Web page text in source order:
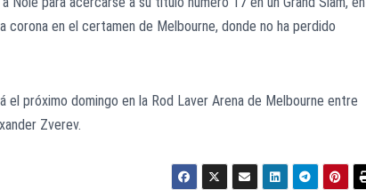
en el certamen de Melbourne, donde no ha perdido
próximo domingo en la Rod Laver Arena de Melbourne entre
Zverev.